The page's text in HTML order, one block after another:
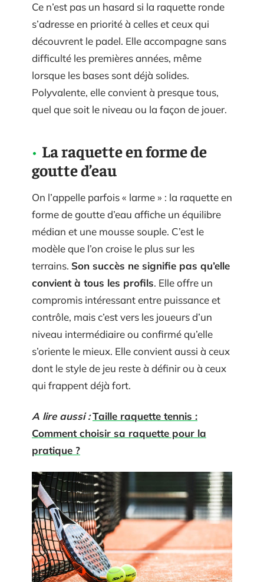
Ce n’est pas un hasard si la raquette ronde
s’adresse en priorité à celles et ceux qui
découvrent le padel. Elle accompagne sans
difficulté les premières années, même
lorsque les bases sont déjà solides.
Polyvalente, elle convient à presque tous,
quel que soit le niveau ou la façon de jouer.
La raquette en forme de
goutte d’eau
On l’appelle parfois « larme » : la raquette en
forme de goutte d’eau affiche un équilibre
médian et une mousse souple. C’est le
modèle que l’on croise le plus sur les
terrains. Son succès ne signifie pas qu’elle
convient à tous les profils. Elle offre un
compromis intéressant entre puissance et
contrôle, mais c’est vers les joueurs d’un
niveau intermédiaire ou confirmé qu’elle
s’oriente le mieux. Elle convient aussi à ceux
dont le style de jeu reste à définir ou à ceux
qui frappent déjà fort.
A lire aussi :Taille raquette tennis :
Comment choisir sa raquette pour la
pratique ?